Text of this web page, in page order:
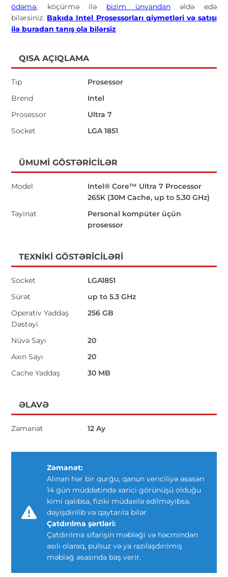
ödəmə, köçürmə ilə bizim ünvandanəldə edə
bilərsiniz. Bakıda Intel Prosessorları qiymetləri və satışı
ilə buradan tanış ola bilərsiz
QISA AÇIQLAMA
Tip
Prosessor
Brend
Intel
Prosessor
Ultra 7
Socket
LGA 1851
ÜMUMI GÖSTƏRICILƏR
Model
Intel® Core™ Ultra 7 Processor
265K (30M Cache, up to 5.30 GHz)
Təyinat
Personal kompüter üçün
prosessor
TEXNIKI GÖSTƏRICILƏRI
Socket
LGA1851
Sürət
up to 5.3 GHz
Operativ Yaddaş
Dəstəyi
256 GB
Nüvə Sayı
20
Axın Sayı
20
Cache Yaddaş
30 MB
ƏLAVƏ
Zəmanət 12 Ay
Zəmanət:
Alınan hər bir qurğu, qanun vericiliyə əsasən
14 gün müddətində xarici görünüşü olduğu
kimi qalıbsa, fiziki müdaxilə edilməyibsə,
dəyişdirilib və qaytarıla bilər.
Çatdırılma şərtləri:
Çatdırılma sifarişin məbləği və həcmindən
asılı olaraq, pulsuz və ya razılaşdırılmış
məbləğ əsasında baş verir.